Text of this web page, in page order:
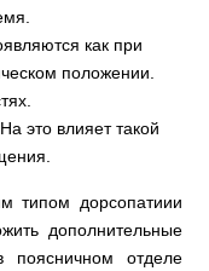
как при
положении.
это влияет такой
типом дорсопатиии
дополнительные
поясничном отделе